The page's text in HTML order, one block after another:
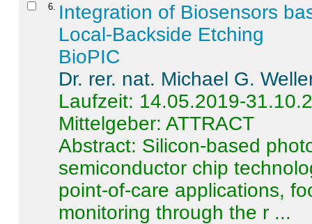
6
Integration of Biosensors
Local-Backside Etching
BioPIC
Dr. rer. nat. Michael G.
Laufzeit: 14.05.2019-
Mittelgeber: ATTRACT
Abstract: Silicon-based
semiconductor chip
point-of-care applications,
monitoring through the r ...